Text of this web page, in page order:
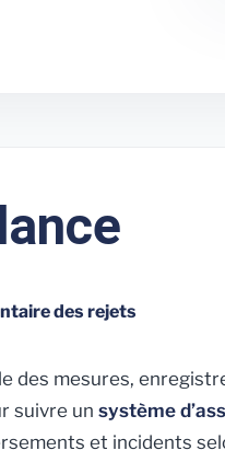
des rejets
des mesures,
suivre un système
et incidents